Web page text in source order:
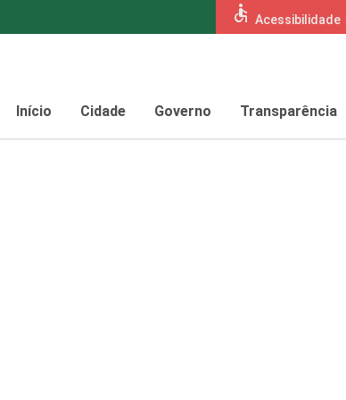
accessible Acessibilidade
Início Cidade Governo Transparência